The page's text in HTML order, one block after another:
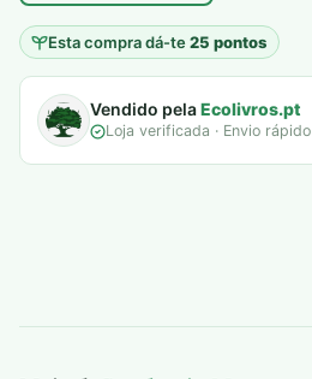
Esta compra dá-te25 pontos
Vendido pelaEcolivros.pt
Loja verificada · Envio rápido